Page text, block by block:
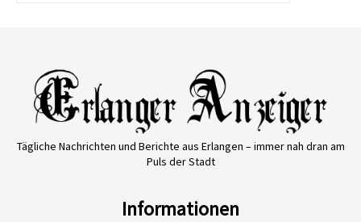
Tägliche Nachrichten und Berichte aus Erlangen – immer nah dran am
Puls der Stadt
Informationen